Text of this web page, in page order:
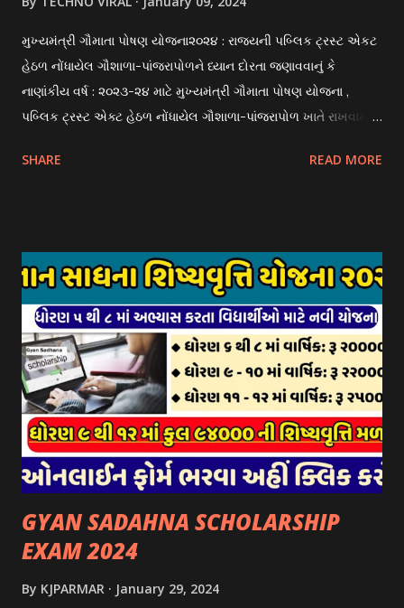
મુખ્યમંત્રી ગૌમાતા પોષણ યોજના૨૦૨૪ : રાજયની પબ્લિક ટ્રસ્ટ એકટ
હેઠળ નોંધાયેલ ગૌશાળા-પાંજરાપોળને ધ્યાન દોરતા જણાવવાનું કે
નાણાંકીય વર્ષ : ૨૦૨૩-૨૪ માટે મુખ્યમંત્રી ગૌમાતા પોષણ યોજના ,
પબ્લિક ટ્રસ્ટ એક્ટ હેઠળ નોંધાયેલ ગૌશાળા-પાંજરાપોળ ખાતે રાખવામાં
આઈ-ખેડુત પોર્ટલ પર મુકવામાં આવેલ છે. યોજનાના ઠરાવ તેમજ શરતો
પોર્ટલ પર અરજીઓ સ્વીકૃત કરવામાં આવશે. મુખ્યમંત્રી ગૌમાતા પોષણ
યોજના ૨૦૨૪ની સહાય: આ યોજના હેઠળ સંસ્થાઓ ખાતે રાખવામાં
આવતા પશુ દીઠ પ્રતિ દિન રૂ. ૩૦/- લેખે સહાય આપવામાં આવશે.
કોઈપણ સંસ્થાને વધુમાં વધુ ૩૦૦૦ પશુઓની સંખ્યાની મર્યાદામાં જ
સહાય મળવાપાત્ર થશે. આ સહાય ફક્ત ગાય અને ભેંસ વર્ગના પશુઓ
માટે જ આપવામાં આવશે અને તેના સિવાય બીજા કોઈપણ વર્ગના પશુઓ
માટેની સહાયનો આ યોજનામાં સમાવેશ થશે નહીં. એક જ રજીસ્ટ્રેશન
ધરાવતી મૂળ સં...
SHARE READ MORE
GYAN SADAHNA SCHOLARSHIP
EXAM 2024
By KJPARMAR January 29, 2024